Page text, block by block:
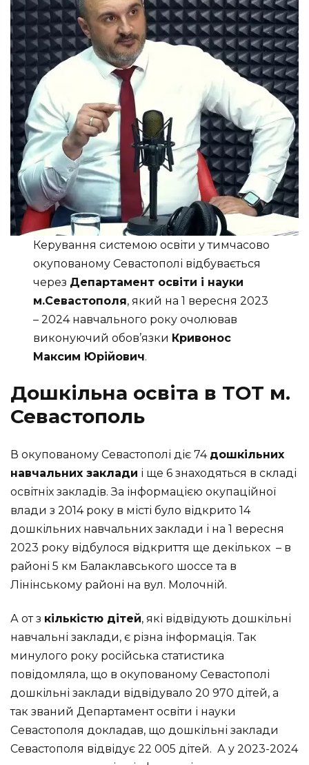
Керування системою освіти у тимчасово
окупованому Севастополі відбувається
через Департамент освіти і науки
м.Севастополя, який на 1 вересня 2023
– 2024 навчального року очолював
виконуючий обов’язки Кривонос
Максим Юрійович.
Дошкільна освіта в ТОТ м.
Севастополь
В окупованому Севастополі діє 74 дошкільних
навчальних заклади і ще 6 знаходяться в складі
освітніх закладів. За інформацією окупаційної
влади з 2014 року в місті було відкрито 14
дошкільних навчальних заклади і на 1 вересня
2023 року відбулося відкриття ще декількох – в
районі 5 км Балаклавського шоссе та в
Лінінському районі на вул. Молочній.
А от з кількістю дітей, які відвідують дошкільні
навчальні заклади, є різна інформація. Так
минулого року російська статистика
повідомляла, що в окупованому Севастополі
дошкільні заклади відвідувало 20 970 дітей, а
так званий Департамент освіти і науки
Севастополя докладав, що дошкільні заклади
Севастополя відвідує 22 005 дітей. А у 2023-2024